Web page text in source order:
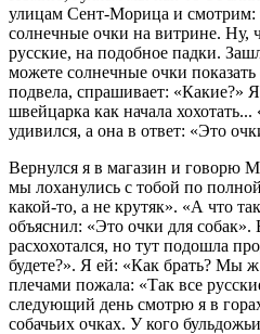
улицам Сент-Морица и смотрим:
солнечные очки на витрине. Ну,
русские, на подобное падки.
можете солнечные очки
подвела, спрашивает: «Какие?»
швейцарка как начала
удивился, а она в ответ: «Это
Вернулся я в магазин и говорю
мы лоханулись с тобой по
какой-то, а не крутяк». «А что
объяснил: «Это очки для собак».
расхохотался, но тут подошла
будете?». Я ей: «Как брать? Мы
плечами пожала: «Так все
следующий день смотрю я в
собачьих очках. У кого